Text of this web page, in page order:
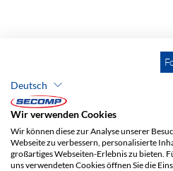
Deutsch
Wir verwenden Cookies
Wir können diese zur Analyse unserer
Webseite zu verbessern, personalisierte
großartiges Webseiten-Erlebnis zu bieten.
uns verwendeten Cookies öffnen Sie die